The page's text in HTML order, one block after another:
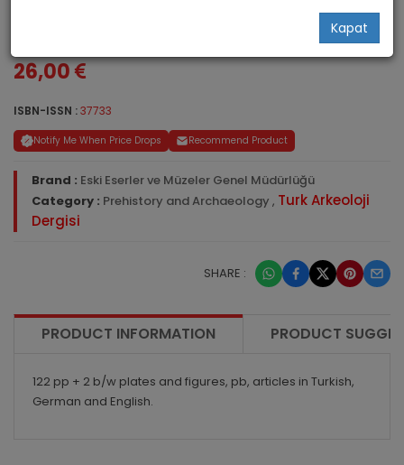
Kapat
Turkish Review of Archaeology
26,00
ISBN-ISSN :37733
Notify Me When Price Drops Recommend Product
Brand : Eski Eserler ve Müzeler Genel Müdürlüğü
Category : Prehistory and Archaeology , Turk Arkeoloji
Dergisi
SHARE :
PRODUCT INFORMATION PRODUCT
122 pp + 2 b/w plates and figures, pb, articles in Turkish,
German and English.